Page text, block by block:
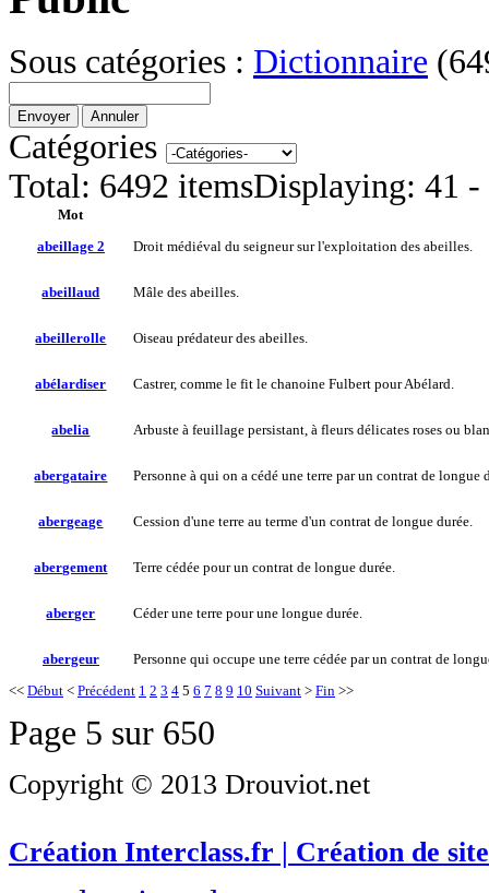
Sous catégories : Dictionnaire
Envoyer Annuler
Catégories
Total: 6492 itemsDisplaying: 41 -
Mot
abeillage 2
Droit médiéval du seigneur sur l'exploitation des abeilles.
abeillaud Mâle des abeilles.
abeillerolle Oiseau prédateur des abeilles.
abélardiser Castrer, comme le fit le chanoine Fulbert pour Abélard.
abelia Arbuste à feuillage persistant, à fleurs délicates roses ou
abergataire Personne à qui on a cédé une terre par un contrat de longue
abergeage Cession d'une terre au terme d'un contrat de longue durée.
abergement Terre cédée pour un contrat de longue durée.
aberger Céder une terre pour une longue durée.
abergeur
Personne qui occupe une terre cédée par un contrat de
<< Début < Précédent 1 2 3 4 5 6 7 8 9 10 Suivant > Fin >>
Page 5 sur 650
Copyright © 2013 Drouviot.net
Création Interclass.fr | Création de